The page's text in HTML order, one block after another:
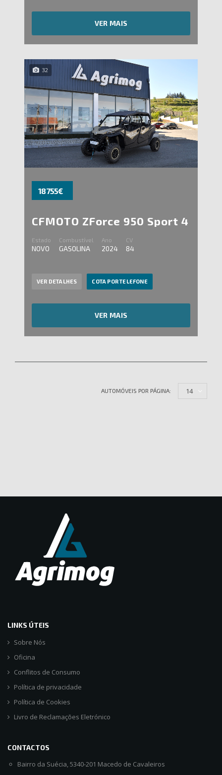
VER MAIS
32
18 755€
CFMOTO ZForce 950 Sport 4
Estado
NOVO
Combustível
GASOLINA
Ano
2024
CV
84
VER DETALHES COTA POR TELEFONE
VER MAIS
AUTOMÓVEIS POR PÁGINA: 14
LINKS ÚTEIS
Sobre Nós
Oficina
Conflitos de Consumo
Política de privacidade
Política de Cookies
Livro de Reclamações Eletrónico
CONTACTOS
Bairro da Suécia, 5340-201 Macedo de Cavaleiros